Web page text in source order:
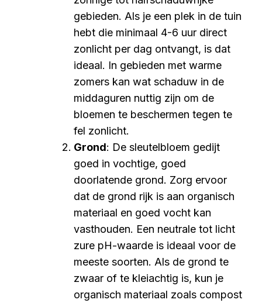
gebieden. Als je een plek in de tuin
hebt die minimaal 4-6 uur direct
zonlicht per dag ontvangt, is dat
ideaal. In gebieden met warme
zomers kan wat schaduw in de
middaguren nuttig zijn om de
bloemen te beschermen tegen te
fel zonlicht.
Grond: De sleutelbloem gedijt
goed in vochtige, goed
doorlatende grond. Zorg ervoor
dat de grond rijk is aan organisch
materiaal en goed vocht kan
vasthouden. Een neutrale tot licht
zure pH-waarde is ideaal voor de
meeste soorten. Als de grond te
zwaar of te kleiachtig is, kun je
organisch materiaal zoals compost